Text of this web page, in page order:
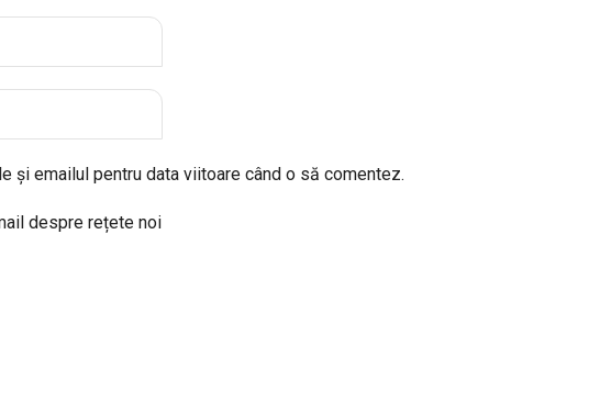
și emailul pentru data viitoare când o să comentez.
despre rețete noi